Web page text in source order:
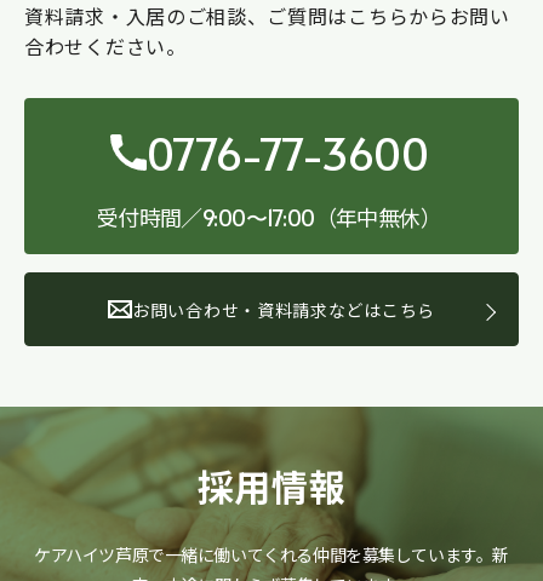
資料請求・入居のご相談、ご質問はこちらからお問い
合わせください。
0776-77-3600
受付時間／9:00〜17:00 （年中無休）
お問い合わせ・資料請求などはこちら
採用情報
ケアハイツ芦原で一緒に働いてくれる仲間を募集しています。新